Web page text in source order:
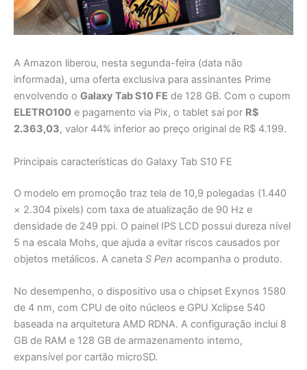
A Amazon liberou, nesta segunda-feira (data não
informada), uma oferta exclusiva para assinantes Prime
envolvendo o Galaxy Tab S10 FE de 128 GB. Com o cupom
ELETRO100 e pagamento via Pix, o tablet sai por R$
2.363,03, valor 44% inferior ao preço original de R$ 4.199.
Principais características do Galaxy Tab S10 FE
O modelo em promoção traz tela de 10,9 polegadas (1.440
× 2.304 pixels) com taxa de atualização de 90 Hz e
densidade de 249 ppi. O painel IPS LCD possui dureza nível
5 na escala Mohs, que ajuda a evitar riscos causados por
objetos metálicos. A caneta S Pen acompanha o produto.
No desempenho, o dispositivo usa o chipset Exynos 1580
de 4 nm, com CPU de oito núcleos e GPU Xclipse 540
baseada na arquitetura AMD RDNA. A configuração inclui 8
GB de RAM e 128 GB de armazenamento interno,
expansível por cartão microSD.